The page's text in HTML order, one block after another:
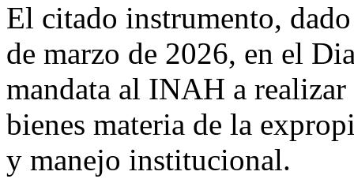
El citado instrumento,
de marzo de 2026, en el
mandata al INAH a
bienes materia de la
y manejo institucional.